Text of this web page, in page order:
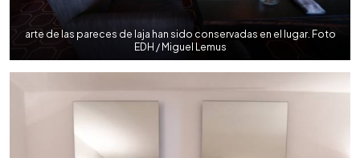
arte de las pareces de laja han sido conservadas en el lugar. Foto
EDH / Miguel Lemus